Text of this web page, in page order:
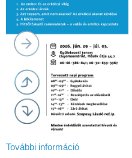
További információ